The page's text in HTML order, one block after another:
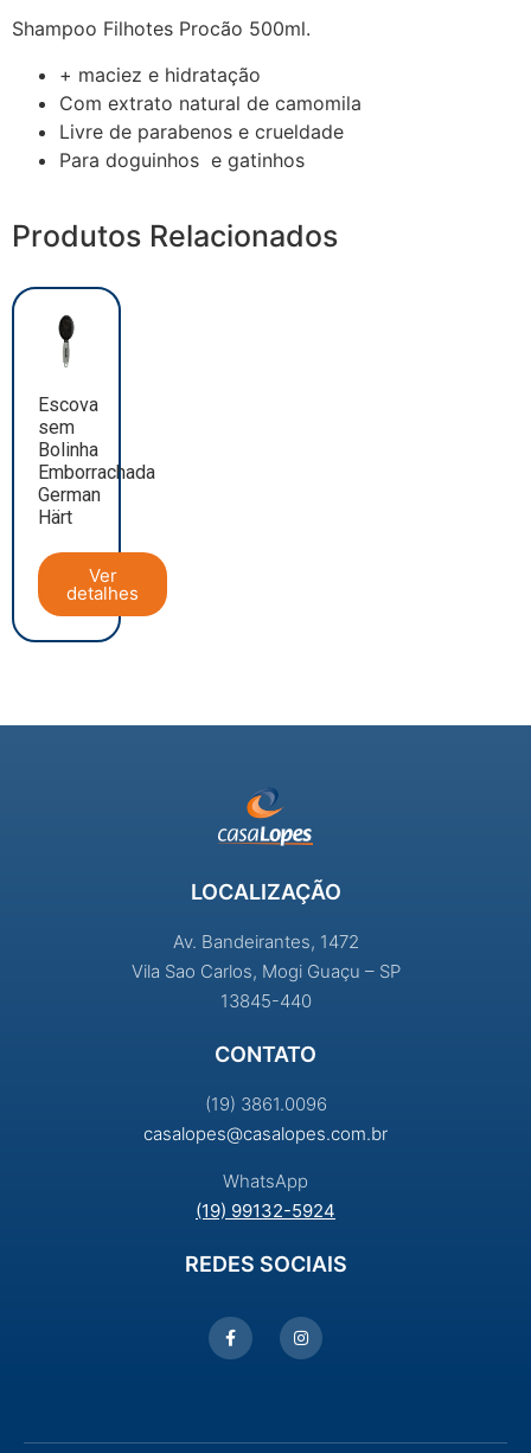
Shampoo Filhotes Procão 500ml.
+ maciez e hidratação
Com extrato natural de camomila
Livre de parabenos e crueldade
Para doguinhos e gatinhos
Produtos Relacionados
Escova
sem
Bolinha
Emborrachada
German
Härt
Ver
detalhes
LOCALIZAÇÃO
Av. Bandeirantes, 1472
Vila Sao Carlos, Mogi Guaçu – SP
13845-440
CONTATO
(19) 3861.0096
casalopes@casalopes.com.br
WhatsApp
(19) 99132-5924
REDES SOCIAIS